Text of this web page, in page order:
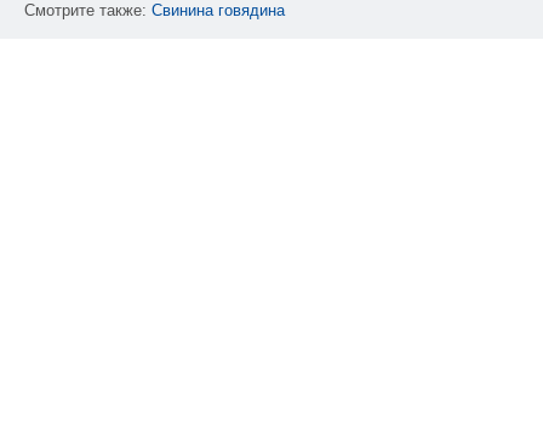
Смотрите также: Свинина говядина